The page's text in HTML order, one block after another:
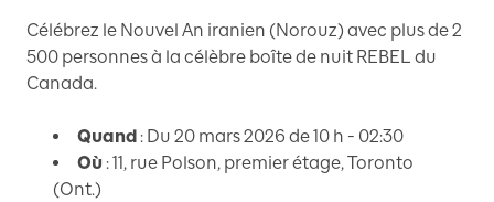
Célébrez le Nouvel An iranien (Norouz) avec plus de 2
500 personnes à la célèbre boîte de nuit REBEL du
Canada.
Quand : Du 20 mars 2026 de 10 h - 02:30
Où : 11, rue Polson, premier étage, Toronto
(Ont.)